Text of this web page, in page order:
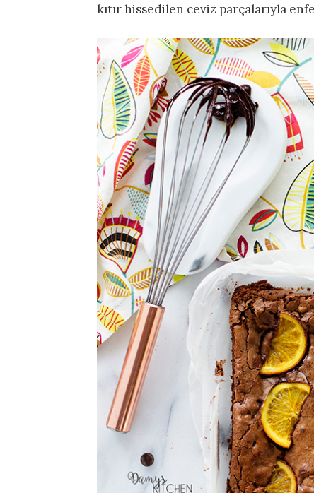
kıtır hissedilen ceviz parçalarıyla